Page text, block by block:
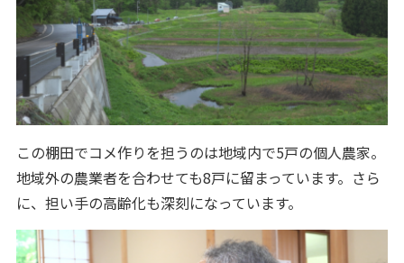
この棚田でコメ作りを担うのは地域内で5戸の個人農家。
地域外の農業者を合わせても8戸に留まっています。さら
に、担い手の高齢化も深刻になっています。